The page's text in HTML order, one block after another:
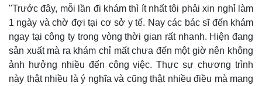
"Trước đây, mỗi lần đi khám thì ít nhất tôi phải xin nghỉ làm
1 ngày và chờ đợi tại cơ sở y tế. Nay các bác sĩ đến khám
ngay tại công ty trong vòng thời gian rất nhanh. Hiện đang
sản xuất mà ra khám chỉ mất chưa đến một giờ nên không
ảnh hưởng nhiều đến công việc. Thực sự chương trình
này thật nhiều là ý nghĩa và cũng thật nhiều điều mà mang